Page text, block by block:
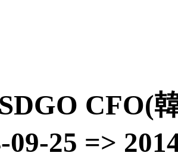
SDGO CFO(
09-25 =>